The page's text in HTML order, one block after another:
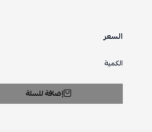
السعر
الكمية
إضافة للسلة